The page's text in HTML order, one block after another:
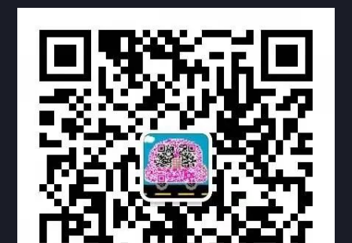
热门标签 TAG
机构链接
联系方式 关于我们
下载与支持
资料下载 视频中心
常见问题
购买流程 版权条款